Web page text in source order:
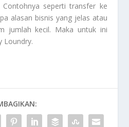
seperti transfer ke
alasan bisnis yang jelas atau
jumlah kecil. Maka untuk ini
Loundry.